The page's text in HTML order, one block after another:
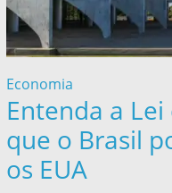
Economia
Entenda a
que o Brasil
os EUA